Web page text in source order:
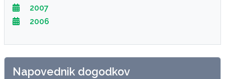
2007
2006
Napovednik dogodkov